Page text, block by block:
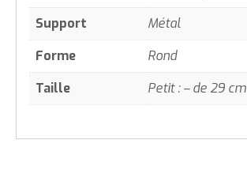
Support
Métal
Forme
Rond
Taille
Petit : – de 29 cm